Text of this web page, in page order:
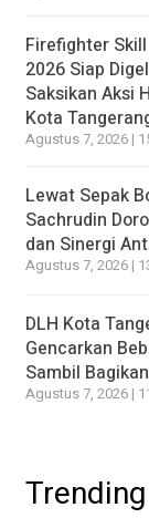
Firefighter
2026 Siap
Saksikan Aksi
Kota
Agustus 7, 2026 |
Lewat Sepak
Sachrudin
dan Sinergi
Agustus 7, 2026 |
DLH Kota
Gencarkan
Sambil
Agustus 7, 2026 |
Trending